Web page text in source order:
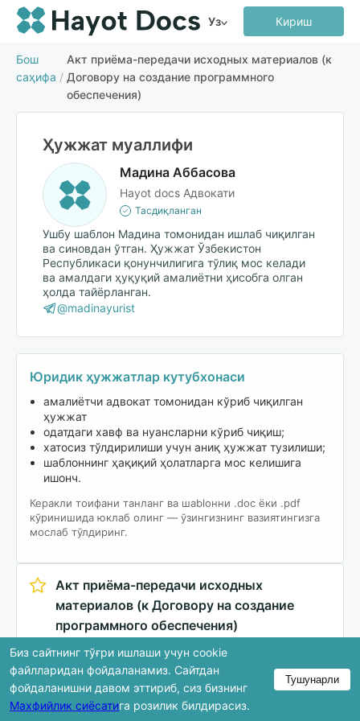
Уз Кириш
Бош
саҳифа /
Акт приёма-передачи исходных материалов (к
Договору на создание программного
обеспечения)
Ҳужжат муаллифи
Мадина Аббасова
Hayot docs Адвокати
Тасдиқланган
Ушбу шаблон Мадина томонидан ишлаб чиқилган
ва синовдан ўтган. Ҳужжат Ўзбекистон
Республикаси қонунчилигига тўлиқ мос келади
ва амалдаги ҳуқуқий амалиётни ҳисобга олган
ҳолда тайёрланган.
@madinayurist
Юридик ҳужжатлар кутубхонаси
амалиётчи адвокат томонидан кўриб чиқилган
ҳужжат
одатдаги хавф ва нуансларни кўриб чиқиш;
хатосиз тўлдирилиши учун аниқ ҳужжат тузилиши;
шаблоннинг ҳақиқий ҳолатларга мос келишига
ишонч.
Керакли тоифани танланг ва шablонни .doc ёки .pdf
кўринишида юклаб олинг — ўзингизнинг вазиятингизга
мослаб тўлдиринг.
Акт приёма-передачи исходных
материалов (к Договору на создание
программного обеспечения)
IT и интеллектуальные права
Акт / Приложение
Биз сайтнинг тўғри ишлаши учун cookie
файлларидан фойдаланамиз. Сайтдан
фойдаланишни давом эттириб, сиз бизнинг
Махфийлик сиёсатига розилик билдирасиз.
Тушунарли